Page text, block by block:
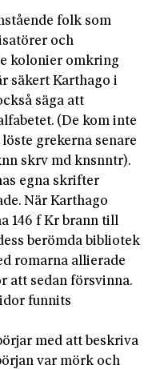
folk som
och
kolonier omkring
säkert Karthago i
säga att
(De kom inte
grekerna senare
skrv md knsnntr).
egna skrifter
När Karthago
146 f Kr brann till
berömda bibliotek
romarna allierade
att sedan försvinna.
funnits
med att beskriva
var mörk och